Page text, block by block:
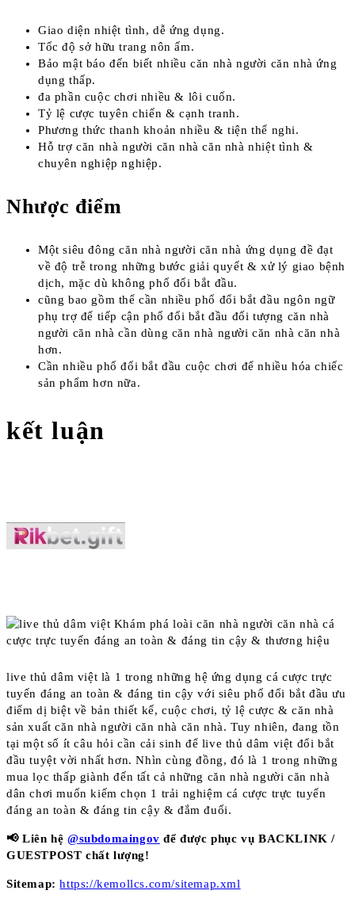
Giao diện nhiệt tình, dễ ứng dụng.
Tốc độ sở hữu trang nôn ấm.
Bảo mật báo đến biết nhiều căn nhà người căn nhà ứng
dụng thấp.
đa phần cuộc chơi nhiều & lôi cuốn.
Tỷ lệ cược tuyên chiến & cạnh tranh.
Phương thức thanh khoản nhiều & tiện thể nghi.
Hỗ trợ căn nhà người căn nhà căn nhà nhiệt tình &
chuyên nghiệp nghiệp.
Nhược điểm
Một siêu đông căn nhà người căn nhà ứng dụng đề đạt
về độ trễ trong những bước giải quyết & xử lý giao bệnh
dịch, mặc dù không phổ đổi bắt đầu.
cũng bao gồm thể cần nhiều phổ đổi bắt đầu ngôn ngữ
phụ trợ để tiếp cận phổ đổi bắt đầu đối tượng căn nhà
người căn nhà cần dùng căn nhà người căn nhà căn nhà
hơn.
Cần nhiều phổ đổi bắt đầu cuộc chơi để nhiều hóa chiếc
sản phẩm hơn nữa.
kết luận
live thủ dâm việt là 1 trong những hệ ứng dụng cá cược trực
tuyến đáng an toàn & đáng tin cậy với siêu phổ đổi bắt đầu ưu
điểm dị biệt về bản thiết kế, cuộc chơi, tỷ lệ cược & căn nhà
sản xuất căn nhà người căn nhà căn nhà. Tuy nhiên, đang tồn
tại một số ít câu hỏi cần cải sinh để live thủ dâm việt đổi bắt
đầu tuyệt vời nhất hơn. Nhìn cùng đồng, đó là 1 trong những
mua lọc thấp giành đến tất cả những căn nhà người căn nhà
dân chơi muốn kiếm chọn 1 trải nghiệm cá cược trực tuyến
đáng an toàn & đáng tin cậy & đắm đuối.
📢 Liên hệ @subdomaingov để được phục vụ BACKLINK /
GUESTPOST chất lượng!
Sitemap: https://kemollcs.com/sitemap.xml